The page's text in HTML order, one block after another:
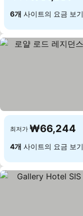
6개 사이트의 요금 보기
최저가 ₩66,244
4개 사이트의 요금 보기